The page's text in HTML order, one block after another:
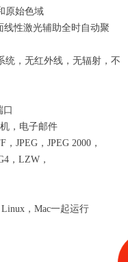
原始色域
性激光辅助全时自动聚
，无红外线，无辐射，不
，电子邮件
JPEG，JPEG 2000，
，LZW，
，Mac一起运行